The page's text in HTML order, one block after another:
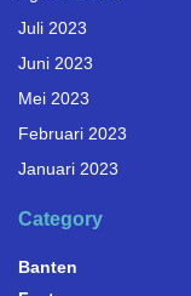
Juli 2023
Juni 2023
Mei 2023
Februari 2023
Januari 2023
Category
Banten